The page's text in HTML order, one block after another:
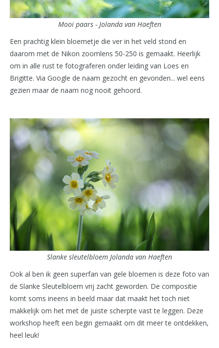
Mooi paars - Jolanda van Haeften
Een prachtig klein bloemetje die ver in het veld stond en
daarom met de Nikon zoomlens 50-250 is gemaakt. Heerlijk
om in alle rust te fotograferen onder leiding van Loes en
Brigitte. Via Google de naam gezocht en gevonden... wel eens
gezien maar de naam nog nooit gehoord.
Slanke sleutelbloem Jolanda van Haeften
Ook al ben ik geen superfan van gele bloemen is deze foto van
de Slanke Sleutelbloem vrij zacht geworden. De compositie
komt soms ineens in beeld maar dat maakt het toch niet
makkelijk om het met de juiste scherpte vast te leggen. Deze
workshop heeft een begin gemaakt om dit meer te ontdekken,
heel leuk!